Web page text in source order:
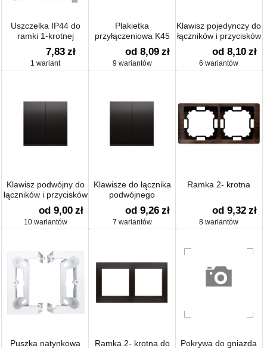
Uszczelka IP44 do
ramki 1-krotnej
7,83 zł
1 wariant
Plakietka
przyłączeniowa K45
od 8,09 zł
9 wariantów
Klawisz pojedynczy do
łączników i przycisków
od 8,10 zł
6 wariantów
Klawisz podwójny do
łączników i przycisków
od 9,00 zł
10 wariantów
Klawisze do łącznika
podwójnego
schodowego SW6/2M
od 9,26 zł
7 wariantów
Ramka 2- krotna
od 9,32 zł
8 wariantów
Puszka natynkowa Ramka 2- krotna do Pokrywa do gniazda